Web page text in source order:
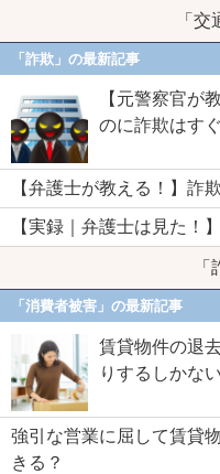
「
「詐欺」の最新記事
【元警察官が
のに詐欺はす
【弁護士が教える！】詐
【実録｜弁護士は見た！
「消費者被害」の最新記事
賃貸物件の退
りするしかな
強引な営業に屈して賃
きる？